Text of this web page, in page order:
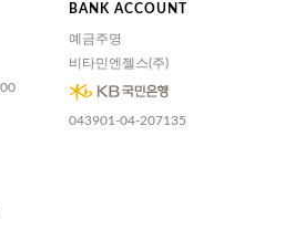
BANK ACCOUNT
예금주명
비타민엔젤스(주)
043901-04-207135